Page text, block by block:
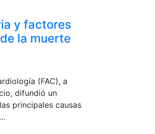
y factores
la muerte
(FAC), a
difundió un
principales causas